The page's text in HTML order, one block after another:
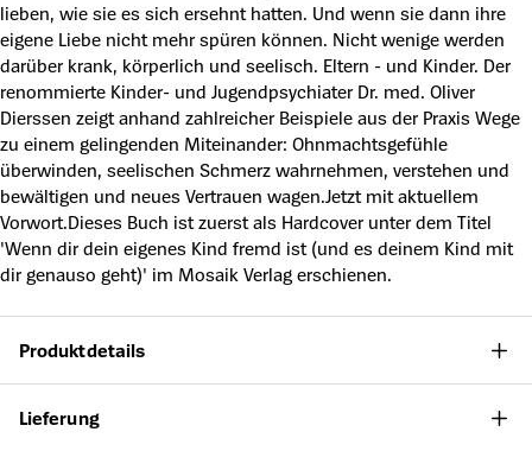
lieben, wie sie es sich ersehnt hatten. Und wenn sie dann ihre
eigene Liebe nicht mehr spüren können. Nicht wenige werden
darüber krank, körperlich und seelisch. Eltern - und Kinder. Der
renommierte Kinder- und Jugendpsychiater Dr. med. Oliver
Dierssen zeigt anhand zahlreicher Beispiele aus der Praxis Wege
zu einem gelingenden Miteinander: Ohnmachtsgefühle
überwinden, seelischen Schmerz wahrnehmen, verstehen und
bewältigen und neues Vertrauen wagen.Jetzt mit aktuellem
Vorwort.Dieses Buch ist zuerst als Hardcover unter dem Titel
'Wenn dir dein eigenes Kind fremd ist (und es deinem Kind mit
dir genauso geht)' im Mosaik Verlag erschienen.
Produktdetails
Lieferung